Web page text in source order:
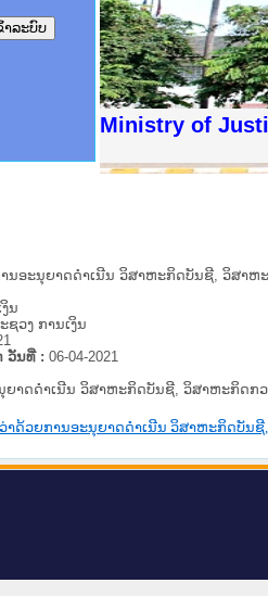
Ministry of
ານອະນຸຍາດດໍາເນີນ ວິສາຫະກິດບັນຊີ, ວິສາ
ນ
ຊວງ ການເງິນ
ວັນທີ່ : 06-04-2021
ຍາດດໍາເນີນ ວິສາຫະກິດບັນຊີ, ວິສາຫະກິດ
າດ້ວຍການອະນຸຍາດດໍາເນີນ ວິສາຫະກິດບັ